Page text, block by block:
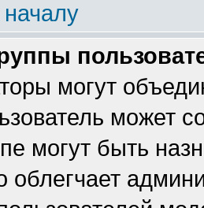
могут
может
могут быть
облегчает